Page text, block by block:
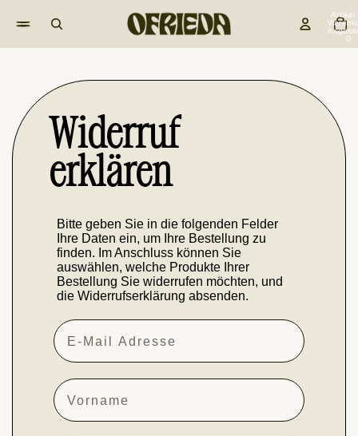
Artikel
0
Widerruf
erklären
Bitte geben Sie in die folgenden Felder
Ihre Daten ein, um Ihre Bestellung zu
finden. Im Anschluss können Sie
auswählen, welche Produkte Ihrer
Bestellung Sie widerrufen möchten, und
die Widerrufserklärung absenden.
E-Mail Adresse
Vorname